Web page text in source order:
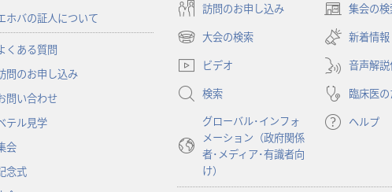
ホバの証人について
くある質問
問のお申し込み
問い合わせ
テル見学
会
念式
訪問のお申し込み 集会の検
（新
し
い
タ
ブ
で
開
く）
大会の検索
（新
し
タ
開
新着情報
ビデオ
音声解
検索
臨床医
グローバル･インフォ
メーション（政府関係
者･メディア･有識者向
け）
ヘルプ